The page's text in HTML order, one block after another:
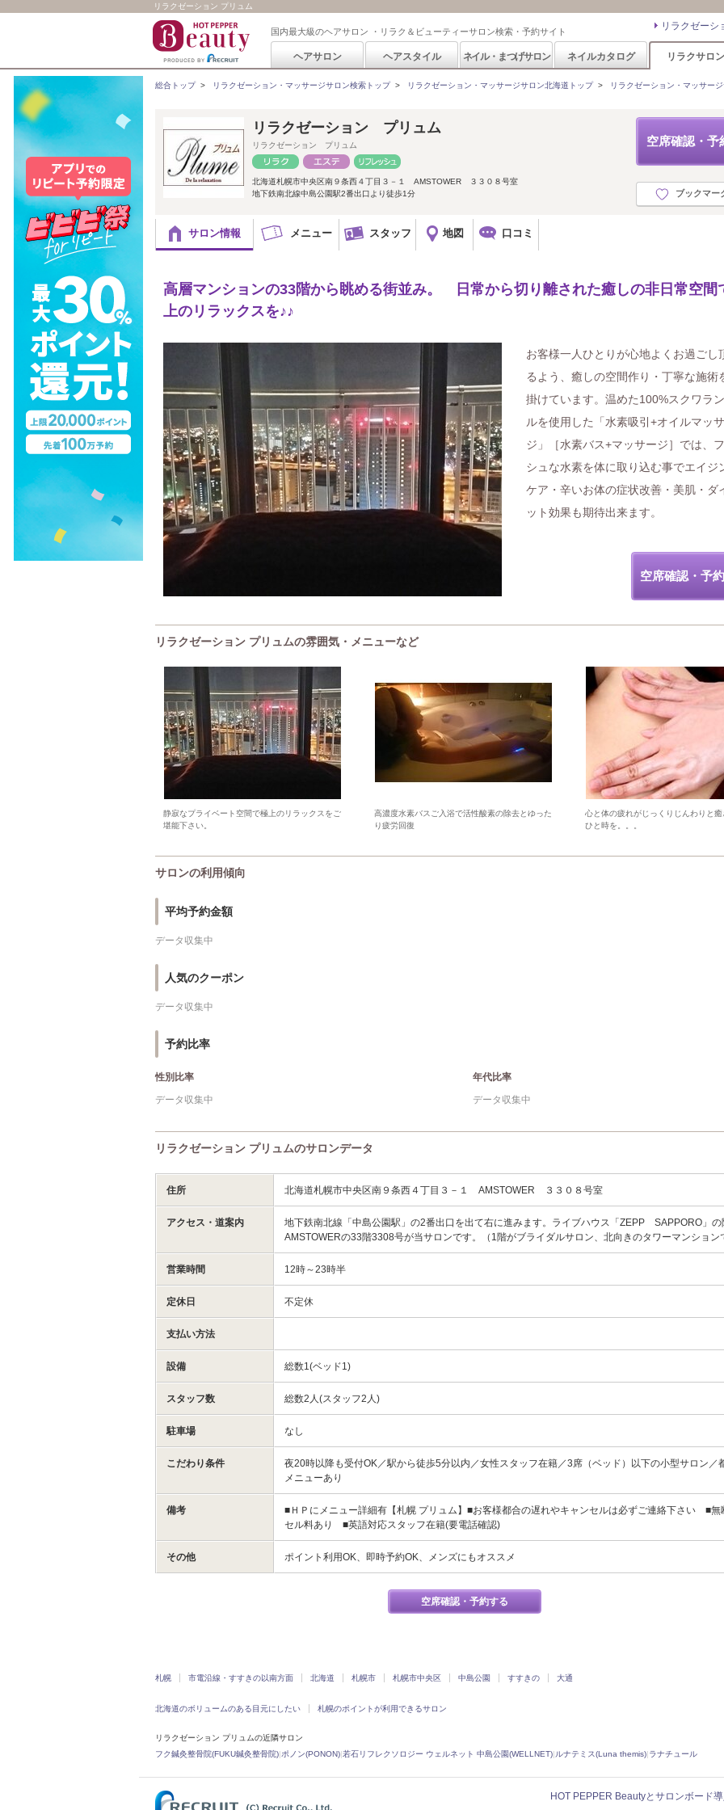
リラクゼーション プリュム
国内最大級のヘアサロン ・リラク＆ビューティーサロン検索・予約サイト リラクゼーシ
ヘアサロン ヘアスタイル ネイル・まつげサロン ネイルカタログ リラクサロン
総合トップ> リラクゼーション・マッサージサロン検索トップ> リラクゼーション・マッサージサロン北海道トップ> リラクゼーション・マッサー
空席確認・予
ブックマー
リラクゼーション プリュム
リラクゼーション プリュム
北海道札幌市中央区南９条西４丁目３－１ AMSTOWER ３３０８号室
地下鉄南北線中島公園駅2番出口より徒歩1分
サロン情報 メニュー スタッフ 地図 口コミ
高層マンションの33階から眺める街並み。 日常から切り離された癒しの非日常空間
上のリラックスを♪♪
お客様一人ひとりが心地よくお過ごし
るよう、癒しの空間作り・丁寧な施術
掛けています。温めた100%スクワラ
ルを使用した「水素吸引+オイルマッ
ジ」［水素バス+マッサージ］では、
シュな水素を体に取り込む事でエイジ
ケア・辛いお体の症状改善・美肌・ダ
ット効果も期待出来ます。
空席確認・予
リラクゼーション プリュムの雰囲気・メニューなど
静寂なプライベート空間で極上のリラックスをご
堪能下さい。
高濃度水素バスご入浴で活性酸素の除去とゆった
り疲労回復
心と体の疲れがじっくりじんわりと癒
ひと時を。。。
サロンの利用傾向
平均予約金額
データ収集中
人気のクーポン
データ収集中
予約比率
性別比率
データ収集中
年代比率
データ収集中
リラクゼーション プリュムのサロンデータ
住所 北海道札幌市中央区南９条西４丁目３－１ AMSTOWER ３３０８号室
アクセス・道案内
地下鉄南北線「中島公園駅」の2番出口を出て右に進みます。ライブハウス「ZEPP SAPPORO」の
AMSTOWERの33階3308号が当サロンです。（1階がブライダルサロン、北向きのタワーマンション
営業時間 12時～23時半
定休日 不定休
支払い方法
設備 総数1(ベッド1)
スタッフ数 総数2人(スタッフ2人)
駐車場 なし
こだわり条件
夜20時以降も受付OK／駅から徒歩5分以内／女性スタッフ在籍／3席（ベッド）以下の小型サロン／
メニューあり
備考
■ＨＰにメニュー詳細有【札幌 プリュム】■お客様都合の遅れやキャンセルは必ずご連絡下さい ■無
セル料あり ■英語対応スタッフ在籍(要電話確認)
その他 ポイント利用OK、即時予約OK、メンズにもオススメ
空席確認・予約する
札幌 市電沿線・すすきの以南方面 北海道 札幌市 札幌市中央区 中島公園 すすきの 大通
北海道のボリュームのある目元にしたい 札幌のポイントが利用できるサロン
リラクゼーション プリュムの近隣サロン
フク鍼灸整骨院(FUKU鍼灸整骨院)|ポノン(PONON)|若石リフレクソロジー ウェルネット 中島公園(WELLNET)|ルナテミス(Luna themis)|ラナチュール
HOT PEPPER Beautyとサロンボード